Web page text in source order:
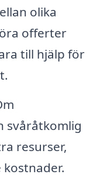
olika
offerter
till hjälp för
svåråtkomlig
resurser,